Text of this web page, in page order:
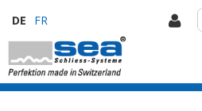
DE FR